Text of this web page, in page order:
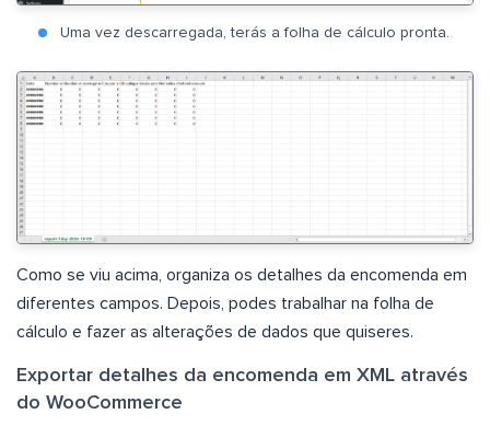
Uma vez descarregada, terás a folha de cálculo pronta.
Como se viu acima, organiza os detalhes da encomenda em
diferentes campos. Depois, podes trabalhar na folha de
cálculo e fazer as alterações de dados que quiseres.
Exportar detalhes da encomenda em XML através
do WooCommerce